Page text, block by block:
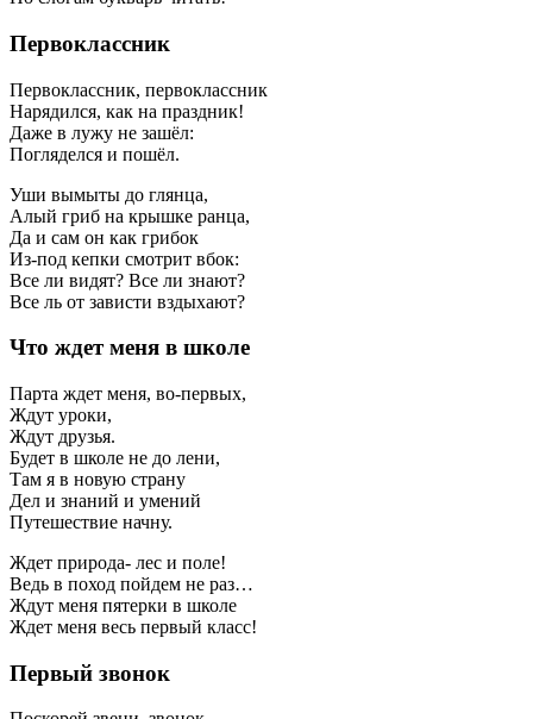
Первоклассник
Первоклассник, первоклассник
Нарядился, как на праздник!
Даже в лужу не зашёл:
Погляделся и пошёл.
Уши вымыты до глянца,
Алый гриб на крышке ранца,
Да и сам он как грибок
Из-под кепки смотрит вбок:
Все ли видят? Все ли знают?
Все ль от зависти вздыхают?
Что ждет меня в школе
Парта ждет меня, во-первых,
Ждут уроки,
Ждут друзья.
Будет в школе не до лени,
Там я в новую страну
Дел и знаний и умений
Путешествие начну.
Ждет природа- лес и поле!
Ведь в поход пойдем не раз…
Ждут меня пятерки в школе
Ждет меня весь первый класс!
Первый звонок